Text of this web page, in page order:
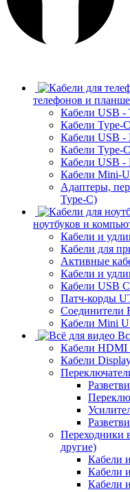
телефонов и
Кабели USB -
Кабели Type-
Кабели USB -
Кабели Type-
Кабели USB -
Кабели Mini-
Адаптеры,
Type-C)
ноутбуков и
Кабели и
Кабели для
Активные
Кабели и
Кабели USB
Патч-корды
Соединители
Кабели Mini
Кабели HDMI
Кабели
Переходники
другие)
Кабели
Кабели
Кабели